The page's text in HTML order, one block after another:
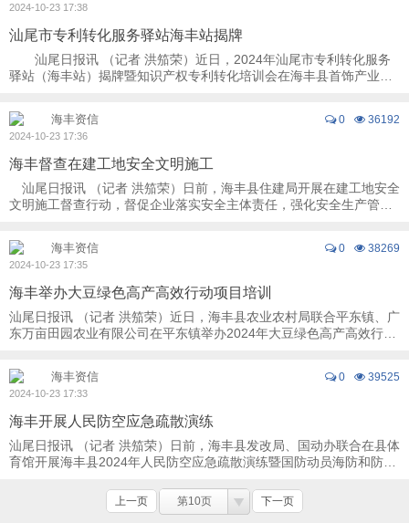
2024-10-23 17:38
汕尾市专利转化服务驿站海丰站揭牌
汕尾日报讯 （记者 洪笳荣）近日，2024年汕尾市专利转化服务
驿站（海丰站）揭牌暨知识产权专利转化培训会在海丰县首饰产业环
0 36192
海丰资信
2024-10-23 17:36
海丰督查在建工地安全文明施工
汕尾日报讯 （记者 洪笳荣）日前，海丰县住建局开展在建工地安全
文明施工督查行动，督促企业落实安全主体责任，强化安全生产管
0 38269
海丰资信
2024-10-23 17:35
海丰举办大豆绿色高产高效行动项目培训
汕尾日报讯 （记者 洪笳荣）近日，海丰县农业农村局联合平东镇、广
东万亩田园农业有限公司在平东镇举办2024年大豆绿色高产高效行动
0 39525
海丰资信
2024-10-23 17:33
海丰开展人民防空应急疏散演练
汕尾日报讯 （记者 洪笳荣）日前，海丰县发改局、国动办联合在县体
育馆开展海丰县2024年人民防空应急疏散演练暨国防动员海防和防空
上一页 第10页 下一页